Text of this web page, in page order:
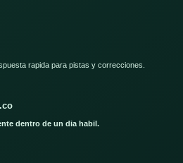
rapida para pistas y correcciones.
dentro de un dia habil.